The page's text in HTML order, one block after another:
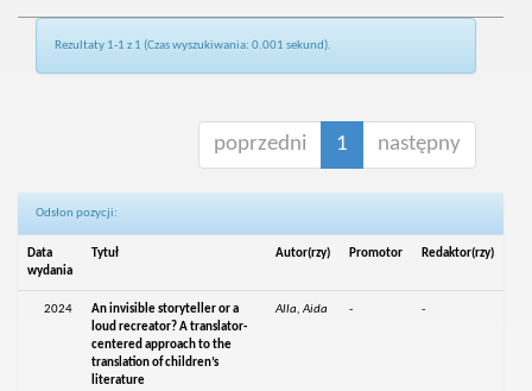
Rezultaty 1-1 z 1 (Czas wyszukiwania: 0.001 sekund).
poprzedni 1 następny
Odsłon pozycji:
Data
wydania
Tytuł Autor(rzy) Promotor Redaktor(rzy)
2024
An invisible storyteller or a
loud recreator? A translator-
centered approach to the
translation of children’s
literature
Alla, Aida - -